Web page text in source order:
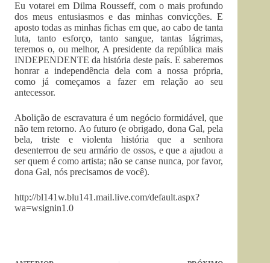
Eu votarei em Dilma Rousseff, com o mais profundo
dos meus entusiasmos e das minhas convicções. E
aposto todas as minhas fichas em que, ao cabo de tanta
luta, tanto esforço, tanto sangue, tantas lágrimas,
teremos o, ou melhor, A presidente da república mais
INDEPENDENTE da história deste país. E saberemos
honrar a independência dela com a nossa própria,
como já começamos a fazer em relação ao seu
antecessor.
Abolição de escravatura é um negócio formidável, que
não tem retorno. Ao futuro (e obrigado, dona Gal, pela
bela, triste e violenta história que a senhora
desenterrou de seu armário de ossos, e que a ajudou a
ser quem é como artista; não se canse nunca, por favor,
dona Gal, nós precisamos de você).
http://bl141w.blu141.mail.live.com/default.aspx?
wa=wsignin1.0